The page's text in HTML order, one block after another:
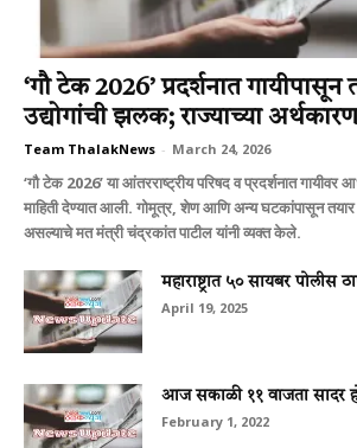
‘गौ टेक 2026’ प्रदर्शनात गायीपासून
उद्योगांची झलक; राज्याच्या
Team ThalakNews - March 24, 2026
‘गौ टेक 2026’ या आंतरराष्ट्रीय परिषद व प्रदर्शनात गायीवर
माहिती देण्यात आली. गोमूत्र, शेण आणि अन्य घटकांपासून तयार
असल्याचे मत मंत्री चंद्रकांत पाटील यांनी व्यक्त केले.
महाराष्ट्रात ५० सायबर पोलीस
April 19, 2025
आज सकाळी ११ वाजता सादर
February 1, 2022